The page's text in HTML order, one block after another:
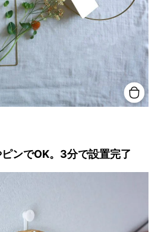
ンでOK。3分で設置完了